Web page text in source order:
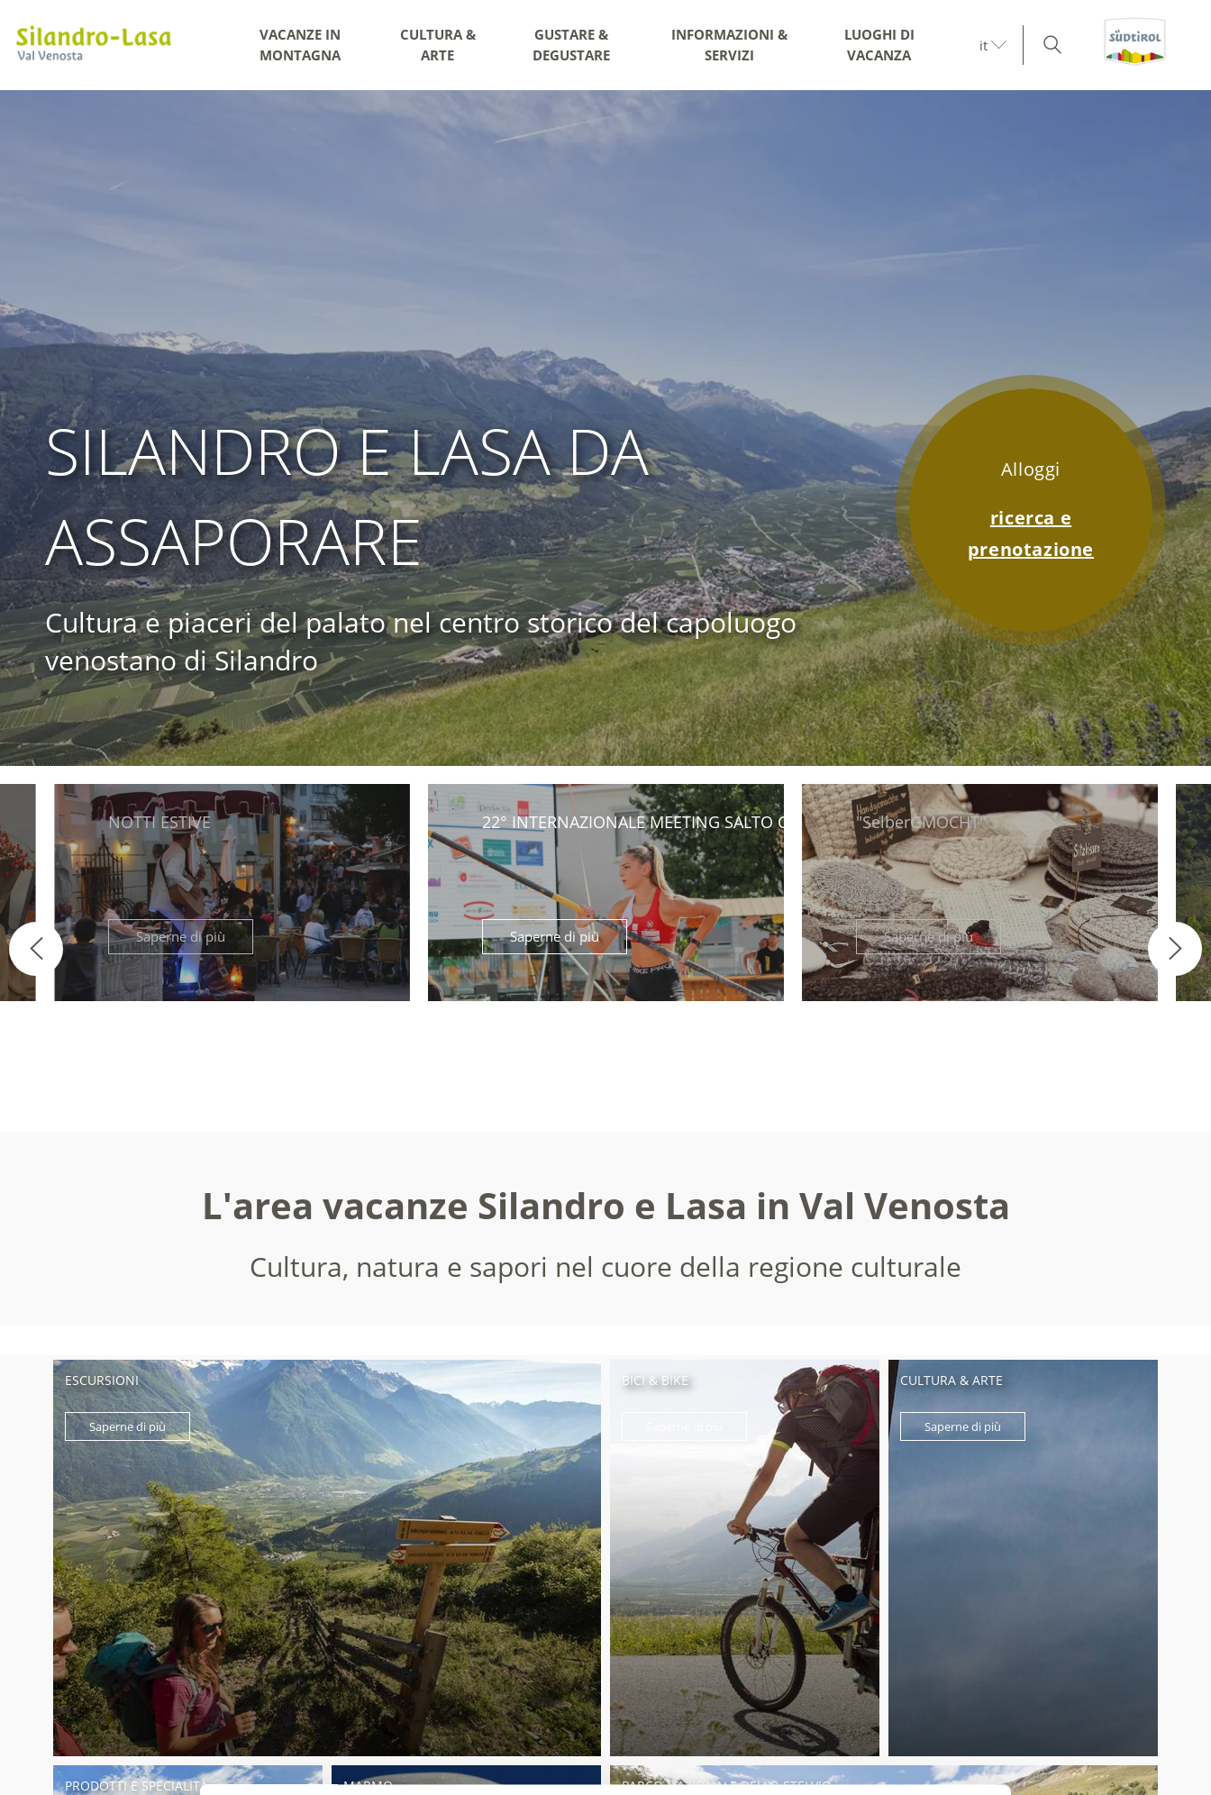
VACANZE IN
MONTAGNA
CULTURA &
ARTE
GUSTARE &
DEGUSTARE
INFORMAZIONI &
SERVIZI
LUOGHI DI
VACANZA
it
SILANDRO E LASA DA
ASSAPORARE
Cultura e piaceri del palato nel centro storico del capoluogo
venostano di Silandro
Alloggi
ricerca e
prenotazione
NOTTI ESTIVE
Saperne di più
22° INTERNAZIONALE MEETING SALTO CON L´ASTA
Saperne di più
"SelberGMOCHT"
Saperne di più
L'area vacanze Silandro e Lasa in Val Venosta
Cultura, natura e sapori nel cuore della regione culturale
ESCURSIONI
Saperne di più
BICI & BIKE CULTURA & ARTE
Saperne di più
PRODOTTI E SPECIALITÀ MARMO PARCO NAZIONALE DELLO STELVIO